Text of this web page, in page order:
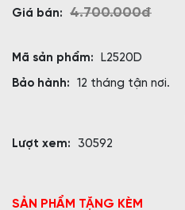
Giá bán: 4.700.000đ
Mã sản phẩm: L2520D
Bảo hành:
12 tháng tận nơi.
Lượt xem:
30592
SẢN PHẨM TẶNG KÈM